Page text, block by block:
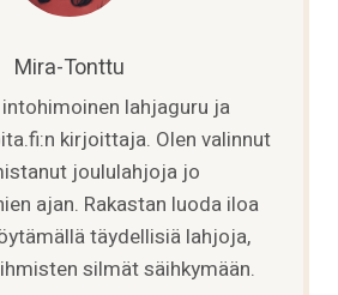
Mira-Tonttu
intohimoinen lahjaguru ja
kirjoittaja. Olen valinnut
joululahjoja jo
ajan. Rakastan luoda iloa
täydellisiä lahjoja,
silmät säihkymään.